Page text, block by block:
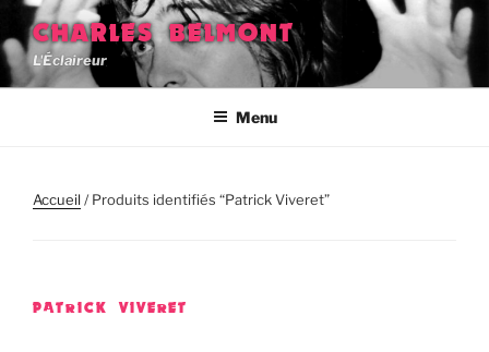
Aller
au
contenu
principal
CHARLES BELMONT
L'Éclaireur
Menu
Accueil/ Produits identifiés “Patrick Viveret”
PATRICK VIVERET